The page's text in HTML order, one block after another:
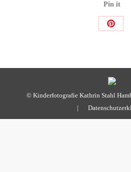
Pin it
Share
© Kinderfotografie Kathrin Stahl
|